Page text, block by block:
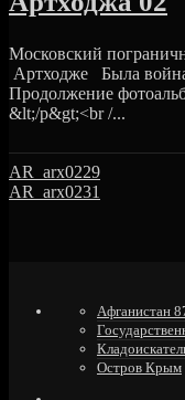
Московский
Артходже Была
Продолжение
&lt;/p&gt;<br /...
AR_arx0229
AR_arx0231
Афганистан
Остров Крым